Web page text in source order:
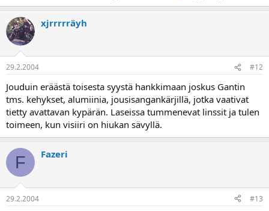
xjrrrrräyh
29.2.2004 #12
Jouduin eräästä toisesta syystä hankkimaan joskus Gantin
tms. kehykset, alumiinia, jousisangankärjillä, jotka vaativat
tietty avattavan kypärän. Laseissa tummenevat linssit ja tulen
toimeen, kun visiiri on hiukan sävyllä.
F Fazeri
29.2.2004 #13